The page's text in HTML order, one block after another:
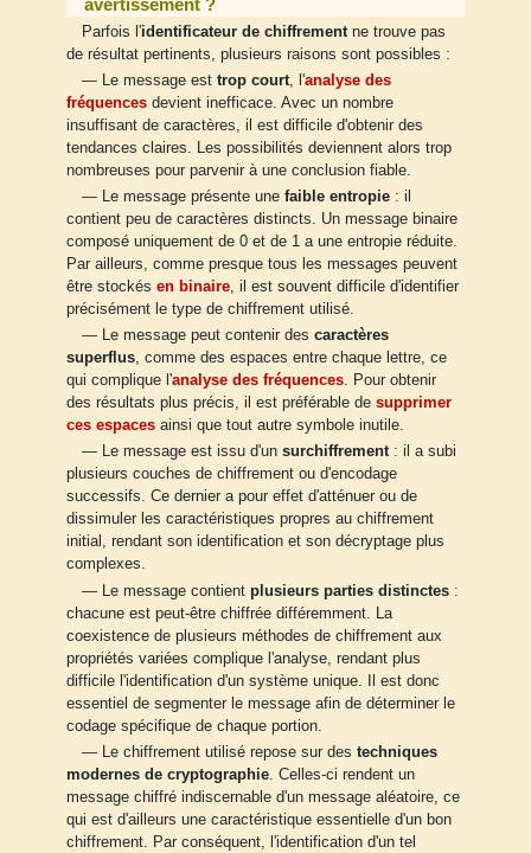
avertissement ?
Parfois l'identificateur de chiffrementne trouve pas
de résultat pertinents, plusieurs raisons sont possibles :
— Le message est trop court, l'analyse des
fréquences devient inefficace. Avec un nombre
insuffisant de caractères, il est difficile d'obtenir des
tendances claires. Les possibilités deviennent alors trop
nombreuses pour parvenir à une conclusion fiable.
— Le message présente une faible entropie: il
contient peu de caractères distincts. Un message binaire
composé uniquement de 0 et de 1 a une entropie réduite.
Par ailleurs, comme presque tous les messages peuvent
être stockés en binaire, il est souvent difficile d'identifier
précisément le type de chiffrement utilisé.
— Le message peut contenir des caractères
superflus, comme des espaces entre chaque lettre, ce
qui complique l'analyse des fréquences. Pour obtenir
des résultats plus précis, il est préférable de supprimer
ces espaces ainsi que tout autre symbole inutile.
— Le message est issu d'un surchiffrement: il a subi
plusieurs couches de chiffrement ou d'encodage
successifs. Ce dernier a pour effet d'atténuer ou de
dissimuler les caractéristiques propres au chiffrement
initial, rendant son identification et son décryptage plus
complexes.
— Le message contient plusieurs parties distinctes:
chacune est peut-être chiffrée différemment. La
coexistence de plusieurs méthodes de chiffrement aux
propriétés variées complique l'analyse, rendant plus
difficile l'identification d'un système unique. Il est donc
essentiel de segmenter le message afin de déterminer le
codage spécifique de chaque portion.
— Le chiffrement utilisé repose sur des techniques
modernes de cryptographie . Celles-ci rendent un
message chiffré indiscernable d'un message aléatoire, ce
qui est d'ailleurs une caractéristique essentielle d'un bon
chiffrement. Par conséquent, l'identification d'un tel